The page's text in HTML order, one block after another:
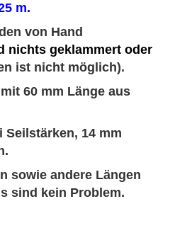
m.
von Hand
nichts geklammert oder
ist nicht möglich).
60 mm Länge aus
Seilstärken, 14 mm
sowie andere Längen
sind kein Problem.